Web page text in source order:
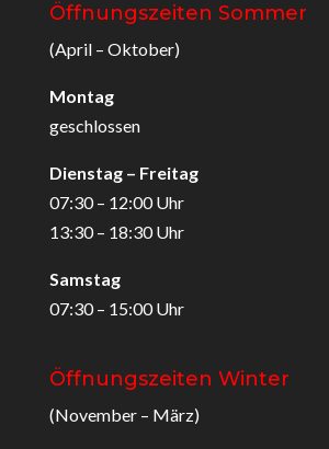
Öffnungszeiten Sommer
(April – Oktober)
Montag
geschlossen
Dienstag – Freitag
07:30 – 12:00 Uhr
13:30 – 18:30 Uhr
Samstag
07:30 – 15:00 Uhr
Öffnungszeiten Winter
(November – März)